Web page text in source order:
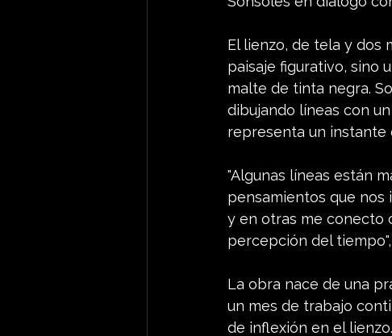
El lienzo, de tela y dos
paisaje figurativo, sino
malte de tinta negra.
dibujando líneas con
representa un instante
"Algunas líneas están
pensamientos que nos
y en otras me conecto
percepción del
La obra nace de una
un mes de trabajo
de inflexión en el